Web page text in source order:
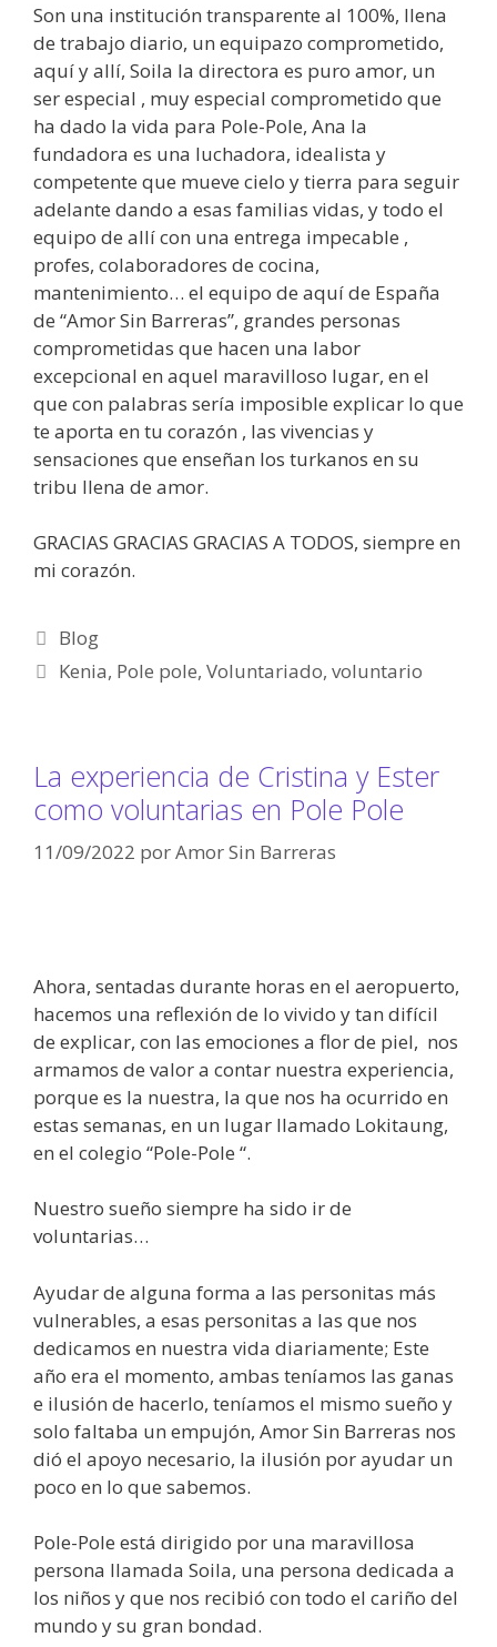
Son una institución transparente al 100%, llena
de trabajo diario, un equipazo comprometido,
aquí y allí, Soila la directora es puro amor, un
ser especial , muy especial comprometido que
ha dado la vida para Pole-Pole, Ana la
fundadora es una luchadora, idealista y
competente que mueve cielo y tierra para seguir
adelante dando a esas familias vidas, y todo el
equipo de allí con una entrega impecable ,
profes, colaboradores de cocina,
mantenimiento… el equipo de aquí de España
de “Amor Sin Barreras”, grandes personas
comprometidas que hacen una labor
excepcional en aquel maravilloso lugar, en el
que con palabras sería imposible explicar lo que
te aporta en tu corazón , las vivencias y
sensaciones que enseñan los turkanos en su
tribu llena de amor.
GRACIAS GRACIAS GRACIAS A TODOS, siempre en
mi corazón.
Blog
Kenia, Pole pole,Voluntariado,voluntario
La experiencia de Cristina y Ester
como voluntarias en Pole Pole
11/09/2022 porAmor Sin Barreras
Ahora, sentadas durante horas en el aeropuerto,
hacemos una reflexión de lo vivido y tan difícil
de explicar, con las emociones a flor de piel, nos
armamos de valor a contar nuestra experiencia,
porque es la nuestra, la que nos ha ocurrido en
estas semanas, en un lugar llamado Lokitaung,
en el colegio “Pole-Pole “.
Nuestro sueño siempre ha sido ir de
voluntarias…
Ayudar de alguna forma a las personitas más
vulnerables, a esas personitas a las que nos
dedicamos en nuestra vida diariamente; Este
año era el momento, ambas teníamos las ganas
e ilusión de hacerlo, teníamos el mismo sueño y
solo faltaba un empujón, Amor Sin Barreras nos
dió el apoyo necesario, la ilusión por ayudar un
poco en lo que sabemos.
Pole-Pole está dirigido por una maravillosa
persona llamada Soila, una persona dedicada a
los niños y que nos recibió con todo el cariño del
mundo y su gran bondad.